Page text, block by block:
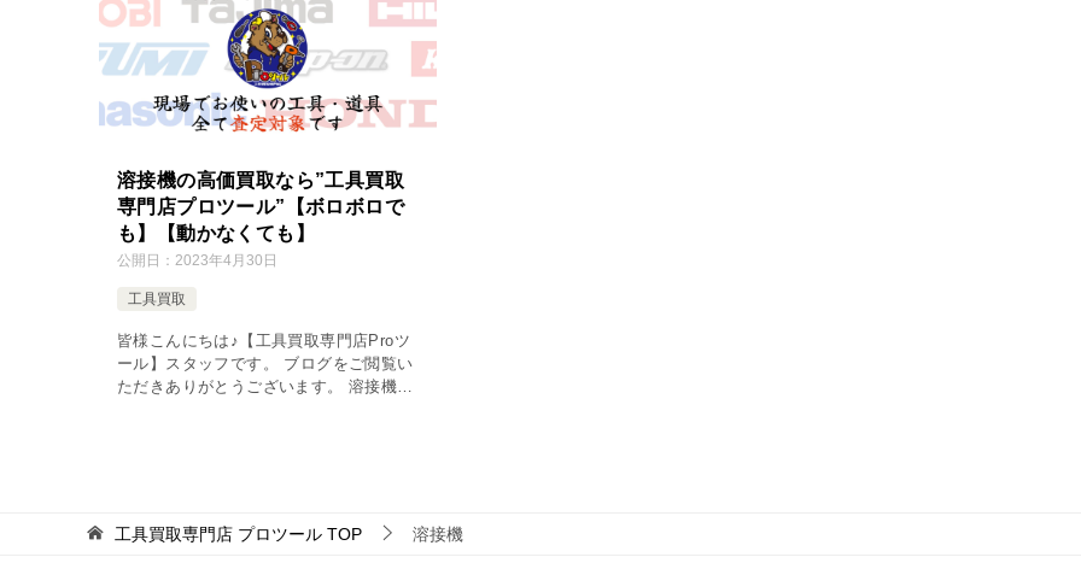
溶接機の高価買取なら”工具買取
専門店プロツール”【ボロボロで
も】【動かなくても】
公開日： 2023年4月30日
工具買取
皆様こんにちは♪【工具買取専門店Proツ
ール】スタッフです。 ブログをご閲覧い
ただきありがとうございます。 溶接機の
工具買取専門店 プロツール TOP 溶接機